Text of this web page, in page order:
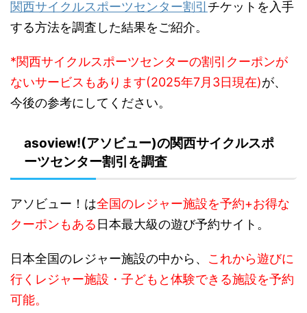
関西サイクルスポーツセンター割引チケットを入手
する方法を調査した結果をご紹介。
*関西サイクルスポーツセンターの割引クーポンが
ないサービスもあります(2025年7月3日現在)が、
今後の参考にしてください。
asoview!(アソビュー)の関西サイクルスポ
ーツセンター割引を調査
アソビュー！は全国のレジャー施設を予約+お得な
クーポンもある日本最大級の遊び予約サイト。
日本全国のレジャー施設の中から、 これから遊びに
行くレジャー施設・子どもと体験できる施設を予約
可能。